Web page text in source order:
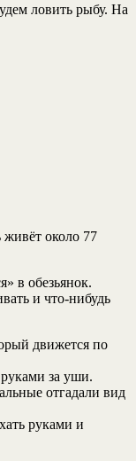
ловить рыбу. На
живёт около 77
в обезьянок.
и что-нибудь
движется по
руками за уши.
отгадали вид
руками и